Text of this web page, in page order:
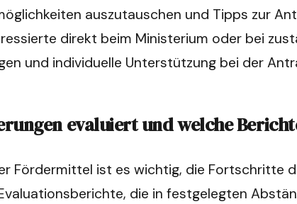
auszutauschen und Tipps zur
direkt beim Ministerium oder bei
und individuelle Unterstützung bei der
evaluiert und welche
Fördermittel ist es wichtig, die Fortschritte
die in festgelegten